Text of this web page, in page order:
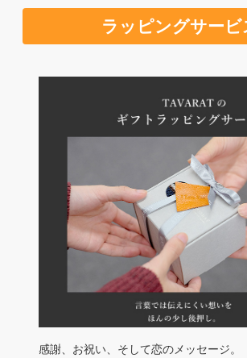
ラッピングサービ
感謝、お祝い、そして恋のメッセージ。